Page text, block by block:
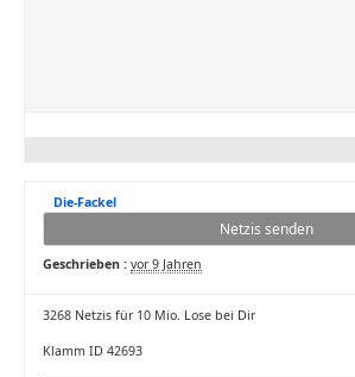
Die-Fackel
Netzis senden
Geschrieben : vor 9 Jahren
3268 Netzis für 10 Mio. Lose bei Dir
Klamm ID 42693